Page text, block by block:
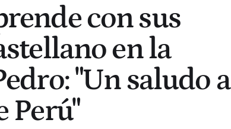
con sus
en la
"Un saludo a
Perú"